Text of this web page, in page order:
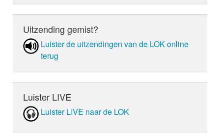
Uitzending gemist?
Luister de uit­zen­din­gen van de LOK online
terug
Luister LIVE
Luister LIVE naar de LOK